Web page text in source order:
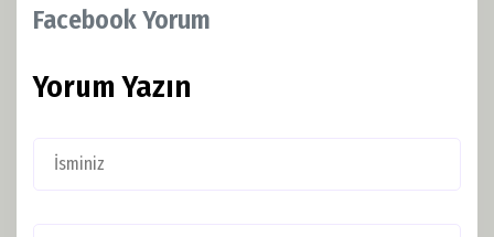
Facebook Yorum
Yorum Yazın